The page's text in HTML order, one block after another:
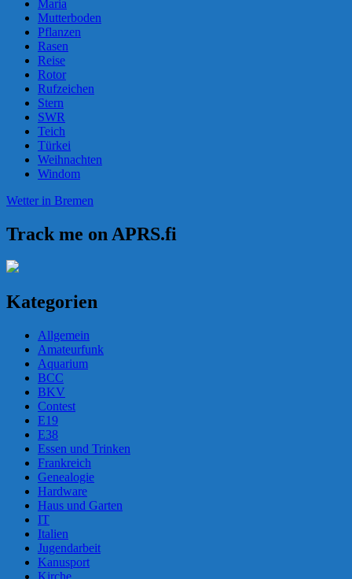
Maria
Mutterboden
Pflanzen
Rasen
Reise
Rotor
Rufzeichen
Stern
SWR
Teich
Türkei
Weihnachten
Windom
Wetter in Bremen
Track me on APRS.fi
Kategorien
Allgemein
Amateurfunk
Aquarium
BCC
BKV
Contest
E19
E38
Essen und Trinken
Frankreich
Genealogie
Hardware
Haus und Garten
IT
Italien
Jugendarbeit
Kanusport